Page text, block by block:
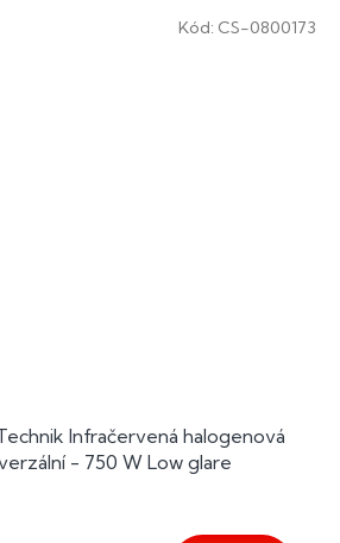
Infračervená halogenová
- 750 W Low glare
Kód: CS-0800173